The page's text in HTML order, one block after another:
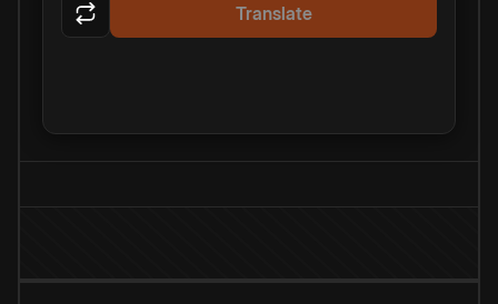
Translate